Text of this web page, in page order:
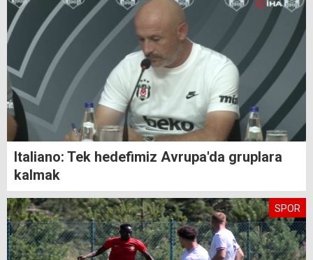
Italiano: Tek hedefimiz Avrupa'da gruplara
kalmak
SPOR